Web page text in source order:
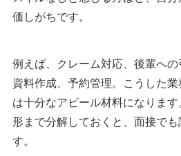
価しがちです。
例えば、クレーム対応、後輩への
資料作成、予約管理。こうした
は十分なアピール材料になりま
形まで分解しておくと、面接でも
す。